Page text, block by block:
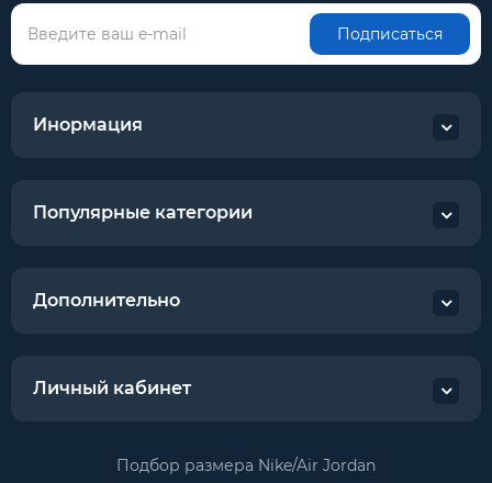
Подписаться
Инормация
Популярные категории
Дополнительно
Личный кабинет
Подбор размера Nike/Air Jordan